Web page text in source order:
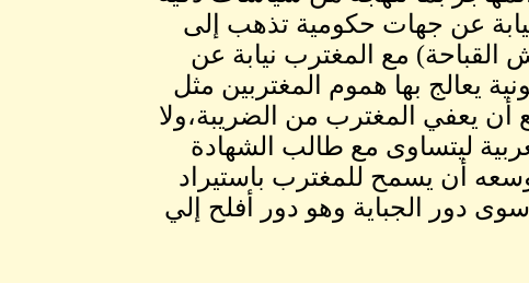
عن جهات حكومية تذهب إلى
القباحة) مع المغترب نيابة عن
يعالج بها هموم المغتربين مثل
أن يعفي المغترب من الضريبة،ولا
ليتساوى مع طالب الشهادة
أن يسمح للمغترب باستيراد
دور الجباية وهو دور أفلح إلي